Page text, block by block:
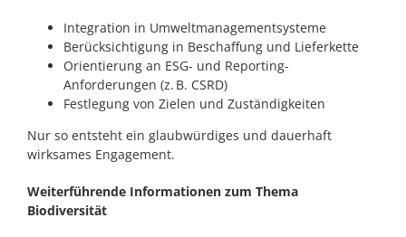
Integration in Umweltmanagementsysteme
Berücksichtigung in Beschaffung und Lieferkette
Orientierung an ESG- und Reporting-
Anforderungen (z. B. CSRD)
Festlegung von Zielen und Zuständigkeiten
Nur so entsteht ein glaubwürdiges und dauerhaft
wirksames Engagement.
Weiterführende Informationen zum Thema
Biodiversität